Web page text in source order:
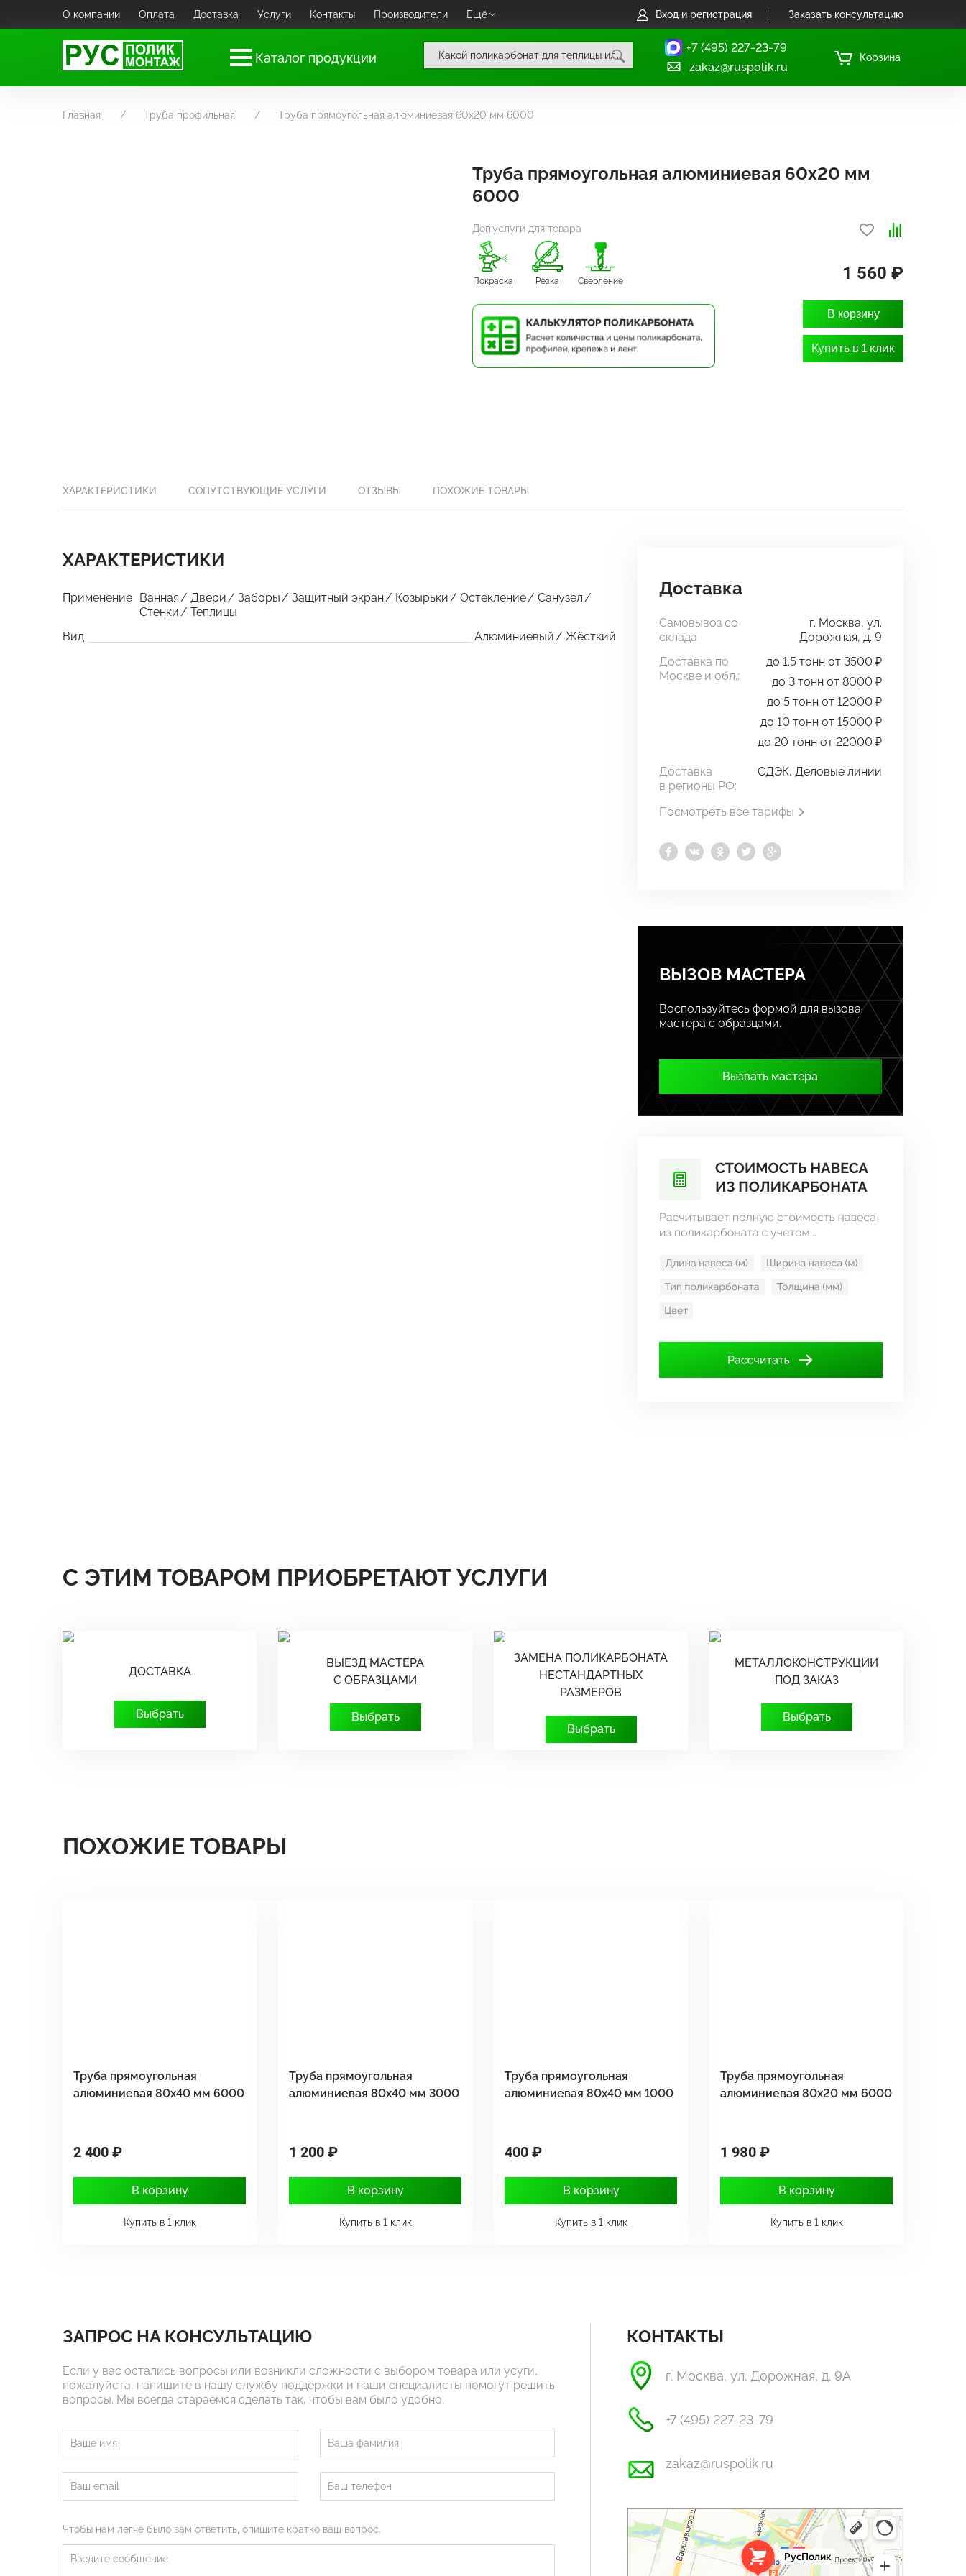
О компании Оплата Доставка Услуги Контакты Производители Ещё Вход и регистрация Заказать консультацию
Каталог продукции
+7 (495) 227-23-79
zakaz@ruspolik.ru
Корзина
Главная Труба профильная Труба прямоугольная алюминиевая 60х20 мм 6000
Труба прямоугольная алюминиевая 60х20 мм
6000
Доп.услуги для товара
Покраска Резка Сверление 1 560 ₽
В корзину
Купить в 1 клик
ХАРАКТЕРИСТИКИ СОПУТСТВУЮЩИЕ УСЛУГИ ОТЗЫВЫ ПОХОЖИЕ ТОВАРЫ
ХАРАКТЕРИСТИКИ
Применение Ванная Двери Заборы Защитный экран Козырьки Остекление
Санузел
Стенки
Теплицы
Вид
Алюминиевый Жёсткий
Доставка
Самовывоз со
склада
г. Москва, ул.
Дорожная, д. 9
Доставка по
Москве и обл.:
до 1.5 тонн от 3500 ₽
до 3 тонн от 8000 ₽
до 5 тонн от 12000 ₽
до 10 тонн от 15000 ₽
до 20 тонн от 22000 ₽
Доставка
в регионы РФ:
СДЭК, Деловые линии
Посмотреть все тарифы
ВЫЗОВ МАСТЕРА
Воспользуйтесь формой для вызова
мастера с образцами.
Вызвать мастера
С ЭТИМ ТОВАРОМ ПРИОБРЕТАЮТ УСЛУГИ
ДОСТАВКА
Выбрать
ВЫЕЗД МАСТЕРА
С ОБРАЗЦАМИ
Выбрать
ЗАМЕНА ПОЛИКАРБОНАТА
НЕСТАНДАРТНЫХ
РАЗМЕРОВ
Выбрать
МЕТАЛЛОКОНСТРУКЦИИ
ПОД ЗАКАЗ
Выбрать
ПОХОЖИЕ ТОВАРЫ
Труба прямоугольная
алюминиевая 80х40 мм 6000
2 400 ₽
В корзину
Купить в 1 клик
Труба прямоугольная
алюминиевая 80х40 мм 3000
1 200 ₽
В корзину
Купить в 1 клик
Труба прямоугольная
алюминиевая 80х40 мм 1000
400 ₽
В корзину
Купить в 1 клик
Труба прямоугольная
алюминиевая 80х20 мм 6000
1 980 ₽
В корзину
Купить в 1 клик
ЗАПРОС НА КОНСУЛЬТАЦИЮ
Если у вас остались вопросы или возникли сложности с выбором товара или усуги,
пожалуйста, напишите в нашу службу поддержки и наши специалисты помогут решить
вопросы. Мы всегда стараемся сделать так, чтобы вам было удобно.
Чтобы нам легче было вам ответить, опишите кратко ваш вопрос.
КОНТАКТЫ
г. Москва, ул. Дорожная, д. 9А
+7 (495) 227-23-79
zakaz@ruspolik.ru
РусПолик
Оргстекло, поликарбонат в Москве
Строительные и отделочные работы в Москве